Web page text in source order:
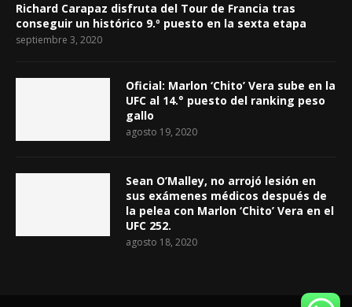
Richard Carapaz disfruta del Tour de Francia tras
conseguir un histórico 9.º puesto en la sexta etapa
septiembre 3, 2020
Oficial: Marlon ‘Chito’ Vera sube en la
UFC al 14.° puesto del ranking peso
gallo
agosto 19, 2020
Sean O’Malley, no arrojó lesión en
sus exámenes médicos después de
la pelea con Marlon ‘Chito’ Vera en el
UFC 252.
agosto 18, 2020